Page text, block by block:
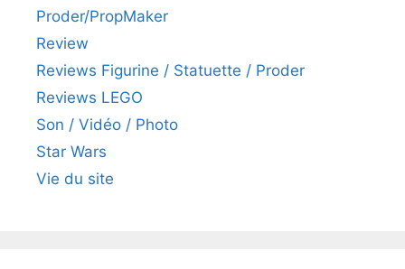
Proder/PropMaker
Review
Reviews Figurine / Statuette / Proder
Reviews LEGO
Son / Vidéo / Photo
Star Wars
Vie du site